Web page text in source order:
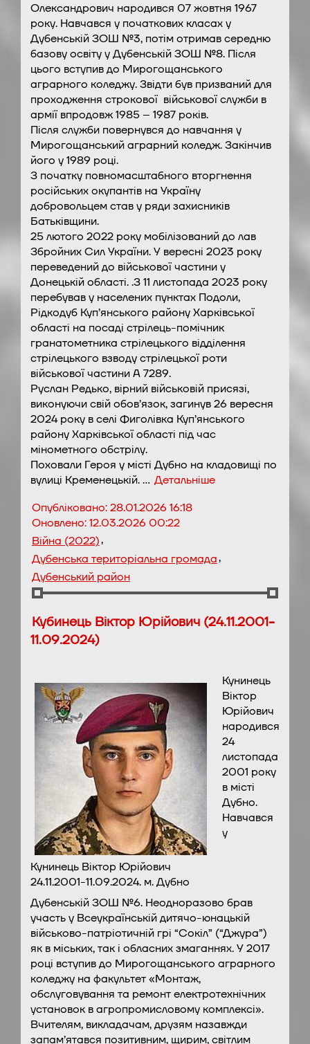
Олександрович народився 07 жовтня 1967
року. Навчався у початкових класах у
Дубенській ЗОШ №3, потім отримав середню
базову освіту у Дубенській ЗОШ №8. Після
цього вступив до Мирогощанського
аграрного коледжу. Звідти був призваний для
проходження строкової військової служби в
армії впродовж 1985 – 1987 років.
Після служби повернувся до навчання у
Мирогощанський аграрний коледж. Закінчив
його у 1989 році.
З початку повномасштабного вторгнення
російських окупантів на Україну
добровольцем став у ряди захисників
Батьківщини.
25 лютого 2022 року мобілізований до лав
Збройних Сил України. У вересні 2023 року
переведений до військової частини у
Донецькій області. .З 11 листопада 2023 року
перебував у населених пунктах Подоли,
Рідкодуб Куп’янського району Харківської
області на посаді стрілець-помічник
гранатометника стрілецького відділення
стрілецького взводу стрілецької роти
військової частини А 7289.
Руслан Редько, вірний військовій присязі,
виконуючи свій обов’язок, загинув 26 вересня
2024 року в селі Фиголівка Куп’янського
району Харківської області під час
мінометного обстрілу.
Поховали Героя у місті Дубно на кладовищі по
вулиці Кременецькій. … Детальніше
Опубліковано:28.01.2026 16:18
Оновлено:12.03.2026 00:22
Війна (2022),
Дубенська територіальна громада,
Дубенський район
Кубинець Віктор Юрійович (24.11.2001-
11.09.2024)
Кунинець Віктор Юрійович
24.11.2001-11.09.2024. м. Дубно
Кунинець
Віктор
Юрійович
народився
24
листопада
2001 року
в місті
Дубно.
Навчався
у
Дубенській ЗОШ №6. Неодноразово брав
участь у Всеукраїнській дитячо-юнацькій
військово-патріотичній грі “Сокіл” (“Джура”)
як в міських, так і обласних змаганнях. У 2017
році вступив до Мирогощанського аграрного
коледжу на факультет «Монтаж,
обслуговування та ремонт електротехнічних
установок в агропромисловому комплексі».
Вчителям, викладачам, друзям назавжди
запам’ятався позитивним, щирим, світлим